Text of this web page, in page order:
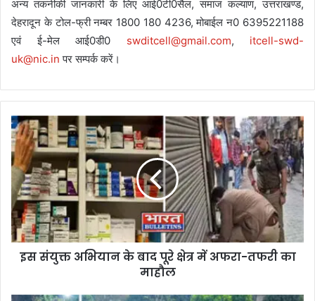
अन्य तकनीकी जानकारी के लिए आई0टी0सैल, समाज कल्याण, उत्तराखण्ड,
देहरादून के टोल-फ्री नम्बर 1800 180 4236, मोबाईल न0 6395221188
एवं ई-मेल आई0डी0 swditcell@gmail.com, itcell-swd-
uk@nic.in पर सम्पर्क करें।
इस संयुक्त अभियान के बाद पूरे क्षेत्र में अफरा-तफरी का
माहौल